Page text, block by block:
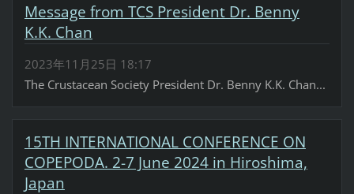
Message from TCS President Dr. Benny
K.K. Chan
2023年11月25日 18:17
The Crustacean Society President Dr. Benny K.K. Chan...
15TH INTERNATIONAL CONFERENCE ON
COPEPODA. 2-7 June 2024 in Hiroshima,
Japan